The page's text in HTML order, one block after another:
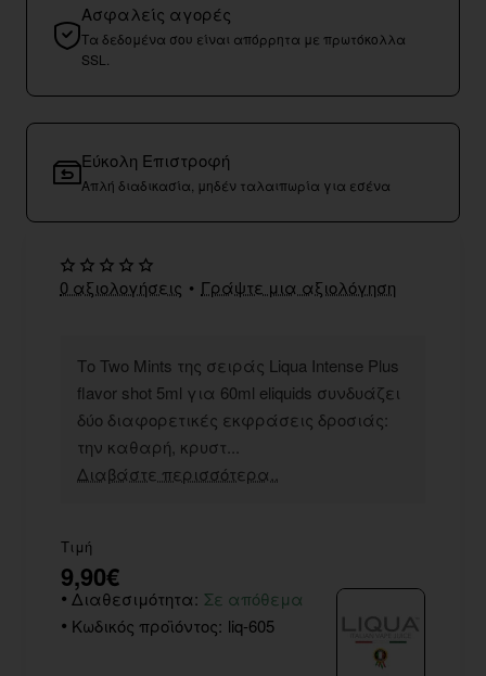
Ασφαλείς αγορές
Τα δεδομένα σου είναι απόρρητα με πρωτόκολλα
SSL.
Εύκολη Επιστροφή
Απλή διαδικασία, μηδέν ταλαιπωρία για εσένα
Το Two Mints της σειράς Liqua Intense Plus
flavor shot 5ml για 60ml eliquids συνδυάζει
δύο διαφορετικές εκφράσεις δροσιάς:
την καθαρή, κρυστ...
Διαβάστε περισσότερα..
0 αξιολογήσεις • Γράψτε μια αξιολόγηση
Τιμή
9,90€
Διαθεσιμότητα: Σε απόθεμα
Κωδικός προϊόντος: liq-605